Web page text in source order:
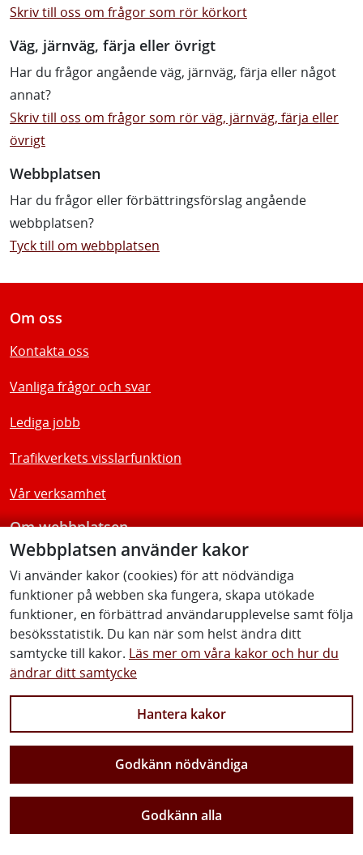
Webbplatsen använder kakor
Vi använder kakor (cookies) för att nödvändiga
funktioner på webben ska fungera, skapa utökade
funktioner, en förbättrad användarupplevelse samt följa
besöksstatistik. Du kan när som helst ändra ditt
samtycke till kakor. Läs mer om våra kakor och hur du
ändrar ditt samtycke
Hantera kakor
Godkänn nödvändiga
Godkänn alla
Skriv till oss om frågor som rör körkort
Väg, järnväg, färja eller övrigt
Har du frågor angående väg, järnväg, färja eller något
annat?
Skriv till oss om frågor som rör väg, järnväg, färja eller
övrigt
Webbplatsen
Har du frågor eller förbättringsförslag angående
webbplatsen?
Tyck till om webbplatsen
Vi gör Sverige närmare
Om oss
Kontakta oss
Vanliga frågor och svar
Lediga jobb
Trafikverkets visslarfunktion
Vår verksamhet
Om webbplatsen
Tillgänglighetsredogörelse
Följ oss
Facebook Youtube